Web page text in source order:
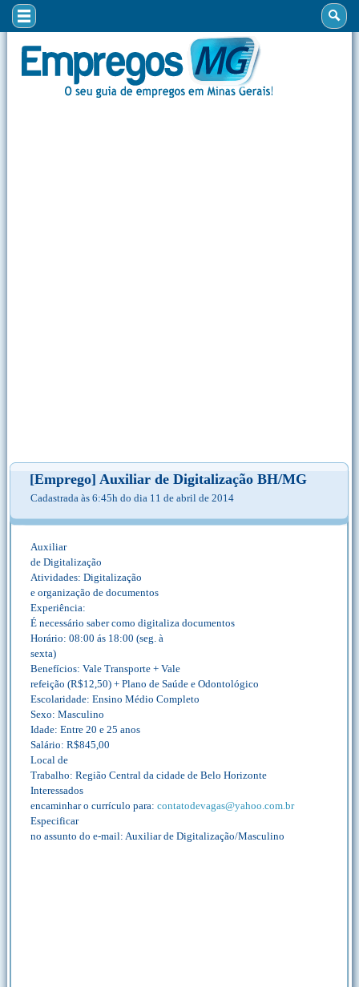
[Emprego] Auxiliar de Digitalização BH/MG
Cadastrada às 6:45h do dia 11 de abril de 2014
Auxiliar
de Digitalização
Atividades: Digitalização
e organização de documentos
Experiência:
É necessário saber como digitaliza documentos
Horário: 08:00 ás 18:00 (seg. à
sexta)
Benefícios: Vale Transporte + Vale
refeição (R$12,50) + Plano de Saúde e Odontológico
Escolaridade: Ensino Médio Completo
Sexo: Masculino
Idade: Entre 20 e 25 anos
Salário: R$845,00
Local de
Trabalho: Região Central da cidade de Belo Horizonte
Interessados
encaminhar o currículo para: contatodevagas@yahoo.com.br
Especificar
no assunto do e-mail: Auxiliar de Digitalização/Masculino